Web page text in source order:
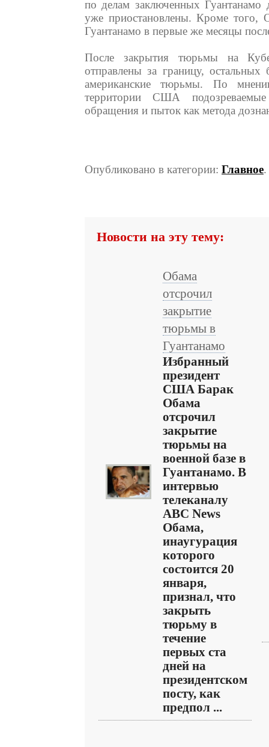
по делам заключенных
уже приостановлены. Кроме того,
Гуантанамо в первые же месяцы
После закрытия тюрьмы на
отправлены за границу,
американские тюрьмы. По
территории США
обращения и пыток как метода
Опубликовано в категории: Главное
Новости на эту тему:
Обама
отсрочил
закрытие
тюрьмы в
Гуантанамо
Избранный
президент
США Барак
Обама
отсрочил
закрытие
тюрьмы на
военной базе в
Гуантанамо. В
интервью
телеканалу
ABC News
Обама,
инаугурация
которого
состоится 20
января,
признал, что
закрыть
тюрьму в
течение
первых ста
дней на
президентском
посту, как
предпол ...